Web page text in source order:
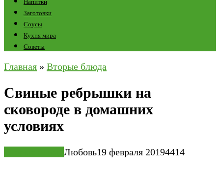
Напитки
Заготовки
Соусы
Кухня мира
Советы
Главная » Вторые блюда
Свиные ребрышки на
сковороде в домашних
условиях
Любовь19 февраля 20194414